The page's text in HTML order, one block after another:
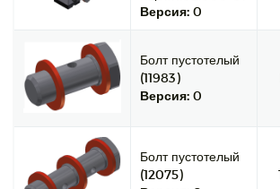
Версия: 0
Болт пустотелый
(11983)
Версия: 0
Болт пустотелый
(12075)